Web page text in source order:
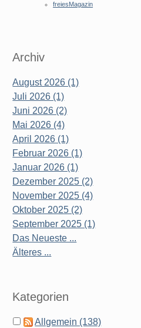
freiesMagazin
Archiv
August 2026 (1)
Juli 2026 (1)
Juni 2026 (2)
Mai 2026 (4)
April 2026 (1)
Februar 2026 (1)
Januar 2026 (1)
Dezember 2025 (2)
November 2025 (4)
Oktober 2025 (2)
September 2025 (1)
Das Neueste ...
Älteres ...
Kategorien
Allgemein (138)